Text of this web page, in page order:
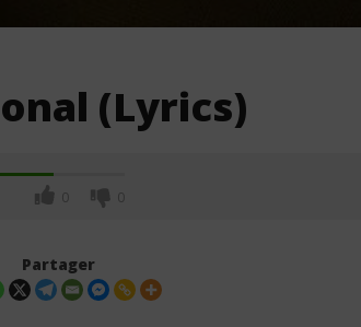
(Lyrics)
0 0
Partager